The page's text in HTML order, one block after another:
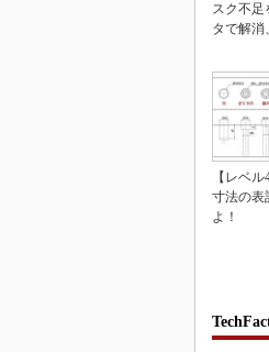
スク不足
タで解消
【レベ
寸法の表
よ！